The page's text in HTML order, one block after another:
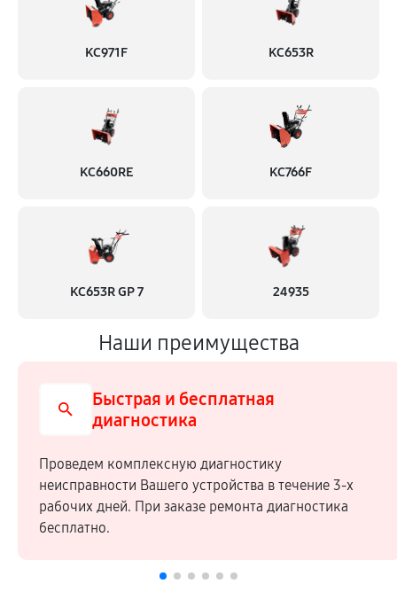
KC971F KC653R
KC660RE KC766F
KC653R GP 7 24935
Наши преимущества
Быстрая и бесплатная
диагностика
Проведем комплексную диагностику
неисправности Вашего устройства в течение 3-х
рабочих дней. При заказе ремонта диагностика
бесплатно.